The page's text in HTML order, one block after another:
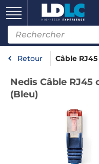
Retour Câble RJ45
Nedis Câble RJ45
(Bleu)